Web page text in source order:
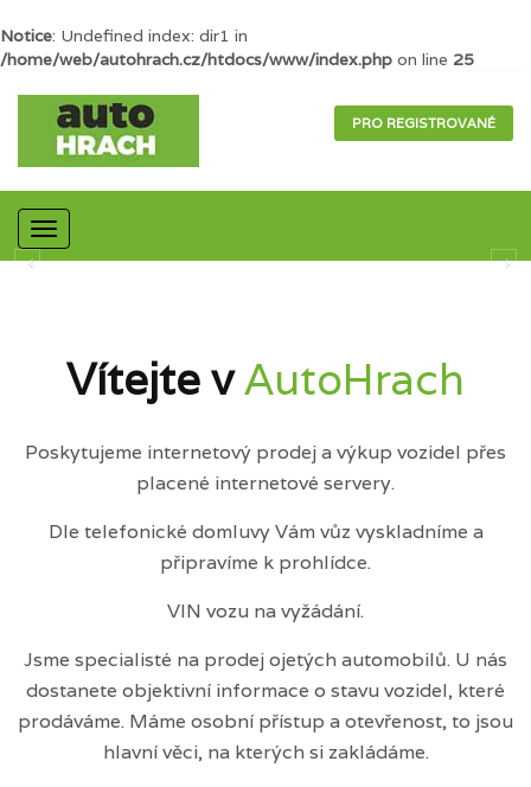
Notice: Undefined index: dir1 in
/home/web/autohrach.cz/htdocs/www/index.php on line 25
PRO REGISTROVANÉ
Mobilní
navigace
Vítejte vAutoHrach
Poskytujeme internetový prodej a výkup vozidel přes
placené internetové servery.
Dle telefonické domluvy Vám vůz vyskladníme a
připravíme k prohlídce.
VIN vozu na vyžádání.
Jsme specialisté na prodej ojetých automobilů. U nás
dostanete objektivní informace o stavu vozidel, které
prodáváme. Máme osobní přístup a otevřenost, to jsou
hlavní věci, na kterých si zakládáme.